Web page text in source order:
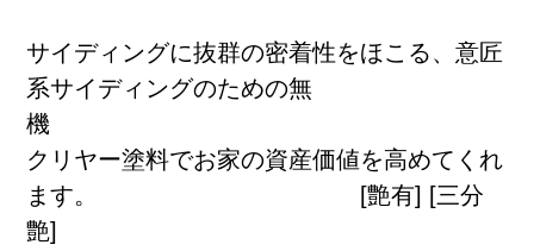
サイディングに抜群の密着性をほこる、意匠
系サイディングのための無
機
クリヤー塗料でお家の資産価値を高めてくれ
ます。 [艶有] [三分
艶]